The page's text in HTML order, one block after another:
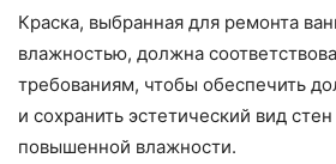
Краска, выбранная для ремонта
влажностью, должна
требованиям, чтобы обеспечить
и сохранить эстетический вид
повышенной влажности.